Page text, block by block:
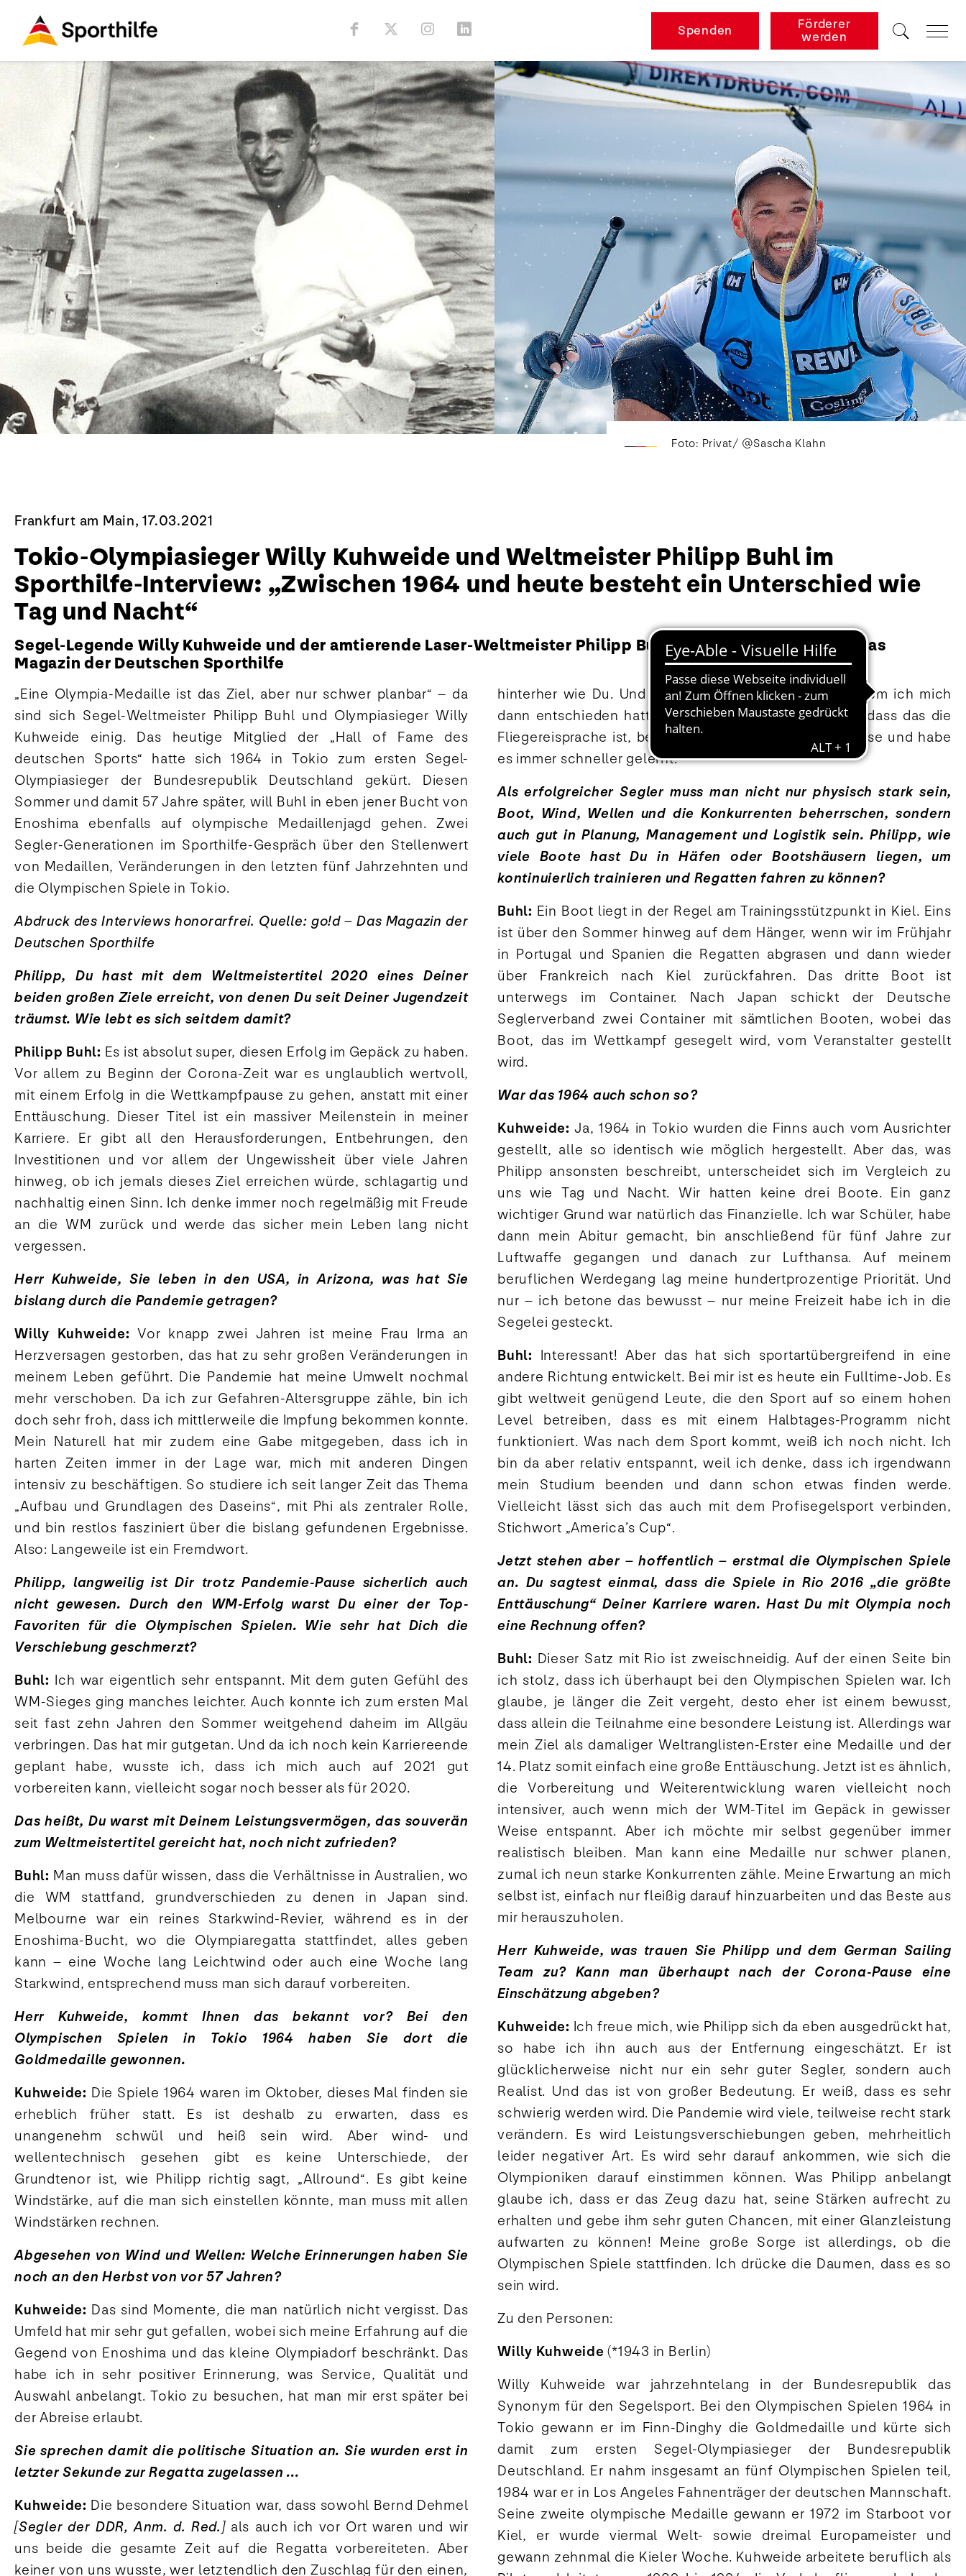
Spenden Förderer
werden
Foto: Privat/ @Sascha Klahn
Frankfurt am Main, 17.03.2021
Tokio-Olympiasieger Willy Kuhweide und Weltmeister Philipp Buhl im
Sporthilfe-Interview: „Zwischen 1964 und heute besteht ein Unterschied wie
Tag und Nacht“
Segel-Legende Willy Kuhweide und der amtierende Laser-Weltmeister Philipp Buhl im Interview für go!d – Das
Magazin der Deutschen Sporthilfe
„Eine Olympia-Medaille ist das Ziel, aber nur schwer planbar“ – da
sind sich Segel-Weltmeister Philipp Buhl und Olympiasieger Willy
Kuhweide einig. Das heutige Mitglied der „Hall of Fame des
deutschen Sports“ hatte sich 1964 in Tokio zum ersten Segel-
Olympiasieger der Bundesrepublik Deutschland gekürt. Diesen
Sommer und damit 57 Jahre später, will Buhl in eben jener Bucht von
Enoshima ebenfalls auf olympische Medaillenjagd gehen. Zwei
Segler-Generationen im Sporthilfe-Gespräch über den Stellenwert
von Medaillen, Veränderungen in den letzten fünf Jahrzehnten und
die Olympischen Spiele in Tokio.
Abdruck des Interviews honorarfrei. Quelle: go!d – Das Magazin der
Deutschen Sporthilfe
Philipp, Du hast mit dem Weltmeistertitel 2020 eines Deiner
beiden großen Ziele erreicht, von denen Du seit Deiner Jugendzeit
träumst. Wie lebt es sich seitdem damit?
Philipp Buhl: Es ist absolut super, diesen Erfolg im Gepäck zu haben.
Vor allem zu Beginn der Corona-Zeit war es unglaublich wertvoll,
mit einem Erfolg in die Wettkampfpause zu gehen, anstatt mit einer
Enttäuschung. Dieser Titel ist ein massiver Meilenstein in meiner
Karriere. Er gibt all den Herausforderungen, Entbehrungen, den
Investitionen und vor allem der Ungewissheit über viele Jahren
hinweg, ob ich jemals dieses Ziel erreichen würde, schlagartig und
nachhaltig einen Sinn. Ich denke immer noch regelmäßig mit Freude
an die WM zurück und werde das sicher mein Leben lang nicht
vergessen.
Herr Kuhweide, Sie leben in den USA, in Arizona, was hat Sie
bislang durch die Pandemie getragen?
Willy Kuhweide: Vor knapp zwei Jahren ist meine Frau Irma an
Herzversagen gestorben, das hat zu sehr großen Veränderungen in
meinem Leben geführt. Die Pandemie hat meine Umwelt nochmal
mehr verschoben. Da ich zur Gefahren-Altersgruppe zähle, bin ich
doch sehr froh, dass ich mittlerweile die Impfung bekommen konnte.
Mein Naturell hat mir zudem eine Gabe mitgegeben, dass ich in
harten Zeiten immer in der Lage war, mich mit anderen Dingen
intensiv zu beschäftigen. So studiere ich seit langer Zeit das Thema
„Aufbau und Grundlagen des Daseins“, mit Phi als zentraler Rolle,
und bin restlos fasziniert über die bislang gefundenen Ergebnisse.
Also: Langeweile ist ein Fremdwort.
Philipp, langweilig ist Dir trotz Pandemie-Pause sicherlich auch
nicht gewesen. Durch den WM-Erfolg warst Du einer der Top-
Favoriten für die Olympischen Spielen. Wie sehr hat Dich die
Verschiebung geschmerzt?
Buhl: Ich war eigentlich sehr entspannt. Mit dem guten Gefühl des
WM-Sieges ging manches leichter. Auch konnte ich zum ersten Mal
seit fast zehn Jahren den Sommer weitgehend daheim im Allgäu
verbringen. Das hat mir gutgetan. Und da ich noch kein Karriereende
geplant habe, wusste ich, dass ich mich auch auf 2021 gut
vorbereiten kann, vielleicht sogar noch besser als für 2020.
Das heißt, Du warst mit Deinem Leistungsvermögen, das souverän
zum Weltmeistertitel gereicht hat, noch nicht zufrieden?
Buhl: Man muss dafür wissen, dass die Verhältnisse in Australien, wo
die WM stattfand, grundverschieden zu denen in Japan sind.
Melbourne war ein reines Starkwind-Revier, während es in der
Enoshima-Bucht, wo die Olympiaregatta stattfindet, alles geben
kann – eine Woche lang Leichtwind oder auch eine Woche lang
Starkwind, entsprechend muss man sich darauf vorbereiten.
Herr Kuhweide, kommt Ihnen das bekannt vor? Bei den
Olympischen Spielen in Tokio 1964 haben Sie dort die
Goldmedaille gewonnen.
Kuhweide: Die Spiele 1964 waren im Oktober, dieses Mal finden sie
erheblich früher statt. Es ist deshalb zu erwarten, dass es
unangenehm schwül und heiß sein wird. Aber wind- und
wellentechnisch gesehen gibt es keine Unterschiede, der
Grundtenor ist, wie Philipp richtig sagt, „Allround“. Es gibt keine
Windstärke, auf die man sich einstellen könnte, man muss mit allen
Windstärken rechnen.
Abgesehen von Wind und Wellen: Welche Erinnerungen haben Sie
noch an den Herbst von vor 57 Jahren?
Kuhweide: Das sind Momente, die man natürlich nicht vergisst. Das
Umfeld hat mir sehr gut gefallen, wobei sich meine Erfahrung auf die
Gegend von Enoshima und das kleine Olympiadorf beschränkt. Das
habe ich in sehr positiver Erinnerung, was Service, Qualität und
Auswahl anbelangt. Tokio zu besuchen, hat man mir erst später bei
der Abreise erlaubt.
Sie sprechen damit die politische Situation an. Sie wurden erst in
letzter Sekunde zur Regatta zugelassen ...
Kuhweide: Die besondere Situation war, dass sowohl Bernd Dehmel
[Segler der DDR, Anm. d. Red.]als auch ich vor Ort waren und wir
uns beide die gesamte Zeit auf die Regatta vorbereiteten. Aber
keiner von uns wusste, wer letztendlich den Zuschlag für den einen,
hinterher wie Du. Und erst kurz vor dem Abitur, nachdem ich mich
dann entschieden hatte, Pilot zu werden und wusste, dass das die
Fliegereisprache ist, bekam ich plötzlich dieses Interesse und habe
es immer schneller gelernt.
Als erfolgreicher Segler muss man nicht nur physisch stark sein,
Boot, Wind, Wellen und die Konkurrenten beherrschen, sondern
auch gut in Planung, Management und Logistik sein. Philipp, wie
viele Boote hast Du in Häfen oder Bootshäusern liegen, um
kontinuierlich trainieren und Regatten fahren zu können?
Buhl: Ein Boot liegt in der Regel am Trainingsstützpunkt in Kiel. Eins
ist über den Sommer hinweg auf dem Hänger, wenn wir im Frühjahr
in Portugal und Spanien die Regatten abgrasen und dann wieder
über Frankreich nach Kiel zurückfahren. Das dritte Boot ist
unterwegs im Container. Nach Japan schickt der Deutsche
Seglerverband zwei Container mit sämtlichen Booten, wobei das
Boot, das im Wettkampf gesegelt wird, vom Veranstalter gestellt
wird.
War das 1964 auch schon so?
Kuhweide: Ja, 1964 in Tokio wurden die Finns auch vom Ausrichter
gestellt, alle so identisch wie möglich hergestellt. Aber das, was
Philipp ansonsten beschreibt, unterscheidet sich im Vergleich zu
uns wie Tag und Nacht. Wir hatten keine drei Boote. Ein ganz
wichtiger Grund war natürlich das Finanzielle. Ich war Schüler, habe
dann mein Abitur gemacht, bin anschließend für fünf Jahre zur
Luftwaffe gegangen und danach zur Lufthansa. Auf meinem
beruflichen Werdegang lag meine hundertprozentige Priorität. Und
nur – ich betone das bewusst – nur meine Freizeit habe ich in die
Segelei gesteckt.
Buhl: Interessant! Aber das hat sich sportartübergreifend in eine
andere Richtung entwickelt. Bei mir ist es heute ein Fulltime-Job. Es
gibt weltweit genügend Leute, die den Sport auf so einem hohen
Level betreiben, dass es mit einem Halbtages-Programm nicht
funktioniert. Was nach dem Sport kommt, weiß ich noch nicht. Ich
bin da aber relativ entspannt, weil ich denke, dass ich irgendwann
mein Studium beenden und dann schon etwas finden werde.
Vielleicht lässt sich das auch mit dem Profisegelsport verbinden,
Stichwort „America’s Cup“.
Jetzt stehen aber – hoffentlich – erstmal die Olympischen Spiele
an. Du sagtest einmal, dass die Spiele in Rio 2016 „die größte
Enttäuschung“ Deiner Karriere waren. Hast Du mit Olympia noch
eine Rechnung offen?
Buhl: Dieser Satz mit Rio ist zweischneidig. Auf der einen Seite bin
ich stolz, dass ich überhaupt bei den Olympischen Spielen war. Ich
glaube, je länger die Zeit vergeht, desto eher ist einem bewusst,
dass allein die Teilnahme eine besondere Leistung ist. Allerdings war
mein Ziel als damaliger Weltranglisten-Erster eine Medaille und der
14. Platz somit einfach eine große Enttäuschung. Jetzt ist es ähnlich,
die Vorbereitung und Weiterentwicklung waren vielleicht noch
intensiver, auch wenn mich der WM-Titel im Gepäck in gewisser
Weise entspannt. Aber ich möchte mir selbst gegenüber immer
realistisch bleiben. Man kann eine Medaille nur schwer planen,
zumal ich neun starke Konkurrenten zähle. Meine Erwartung an mich
selbst ist, einfach nur fleißig darauf hinzuarbeiten und das Beste aus
mir herauszuholen.
Herr Kuhweide, was trauen Sie Philipp und dem German Sailing
Team zu? Kann man überhaupt nach der Corona-Pause eine
Einschätzung abgeben?
Kuhweide: Ich freue mich, wie Philipp sich da eben ausgedrückt hat,
so habe ich ihn auch aus der Entfernung eingeschätzt. Er ist
glücklicherweise nicht nur ein sehr guter Segler, sondern auch
Realist. Und das ist von großer Bedeutung. Er weiß, dass es sehr
schwierig werden wird. Die Pandemie wird viele, teilweise recht stark
verändern. Es wird Leistungsverschiebungen geben, mehrheitlich
leider negativer Art. Es wird sehr darauf ankommen, wie sich die
Olympioniken darauf einstimmen können. Was Philipp anbelangt
glaube ich, dass er das Zeug dazu hat, seine Stärken aufrecht zu
erhalten und gebe ihm sehr guten Chancen, mit einer Glanzleistung
aufwarten zu können! Meine große Sorge ist allerdings, ob die
Olympischen Spiele stattfinden. Ich drücke die Daumen, dass es so
sein wird.
Zu den Personen:
Willy Kuhweide (*1943 in Berlin)
Willy Kuhweide war jahrzehntelang in der Bundesrepublik das
Synonym für den Segelsport. Bei den Olympischen Spielen 1964 in
Tokio gewann er im Finn-Dinghy die Goldmedaille und kürte sich
damit zum ersten Segel-Olympiasieger der Bundesrepublik
Deutschland. Er nahm insgesamt an fünf Olympischen Spielen teil,
1984 war er in Los Angeles Fahnenträger der deutschen Mannschaft.
Seine zweite olympische Medaille gewann er 1972 im Starboot vor
Kiel, er wurde viermal Welt- sowie dreimal Europameister und
gewann zehnmal die Kieler Woche. Kuhweide arbeitete beruflich als